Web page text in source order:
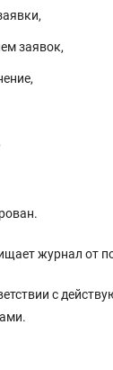
заявок,
журнал от
с